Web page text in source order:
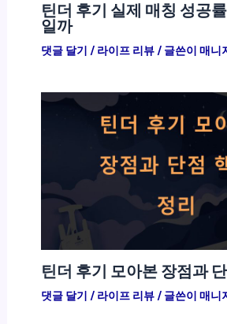
틴더 후기 실제 매칭 성공
일까
댓글 달기 / 라이프 리뷰/ 글쓴이 매니
틴더 후기 모아본 장점과
댓글 달기 / 라이프 리뷰/ 글쓴이 매니